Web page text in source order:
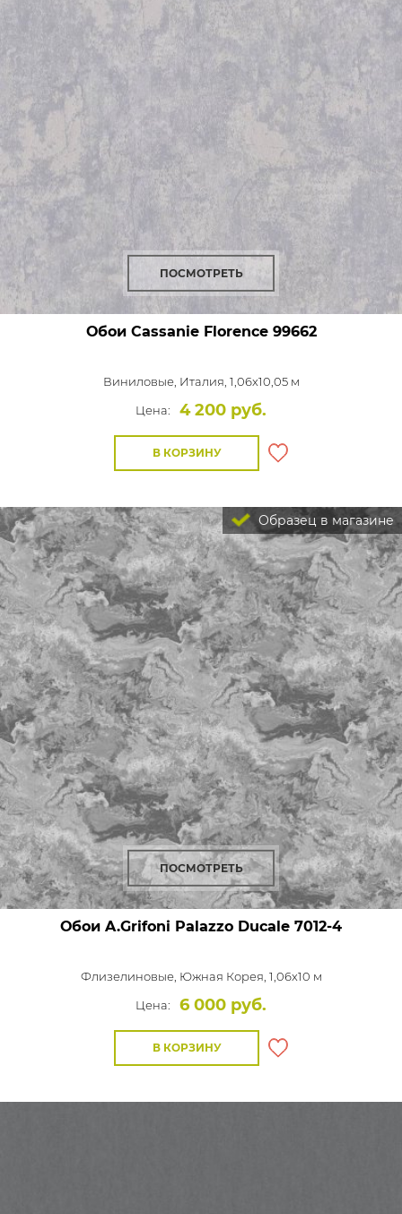
ПОСМОТРЕТЬ
Обои Cassanie Florence99662
Виниловые, Италия, 1,06x10,05 м
Цена:
4 200 руб.
В КОРЗИНУ
Образец в магазине
ПОСМОТРЕТЬ
Обои A.Grifoni Palazzo Ducale 7012-4
Флизелиновые, Южная Корея, 1,06x10 м
Цена:
6 000 руб.
В КОРЗИНУ